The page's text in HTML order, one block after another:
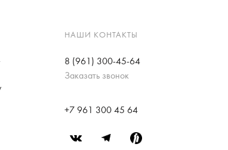
НАШИ КОНТАКТЫ
8 (961) 300-45-64
Заказать звонок
+7 961 300 45 64